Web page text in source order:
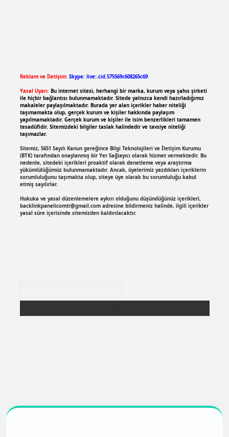
Reklam ve İletişim: Skype: live:.cid.575569c608265c69
Yasal Uyarı: Bu internet sitesi, herhangi bir marka, kurum veya şahıs şirketi
ile hiçbir bağlantısı bulunmamaktadır. Sitede yalnızca kendi hazırladığımız
makaleler paylaşılmaktadır. Burada yer alan içerikler haber niteliği
taşımamakta olup, gerçek kurum ve kişiler hakkında paylaşım
yapılmamaktadır. Gerçek kurum ve kişiler ile isim benzerlikleri tamamen
tesadüfidir. Sitemizdeki bilgiler taslak halindedir ve tavsiye niteliği
taşımazlar.
Sitemiz, 5651 Sayılı Kanun gereğince Bilgi Teknolojileri ve İletişim Kurumu
(BTK) tarafından onaylanmış bir Yer Sağlayıcı olarak hizmet vermektedir. Bu
nedenle, sitedeki içerikleri proaktif olarak denetleme veya araştırma
yükümlülüğümüz bulunmamaktadır. Ancak, üyelerimiz yazdıkları içeriklerin
sorumluluğunu taşımakta olup, siteye üye olarak bu sorumluluğu kabul
etmiş sayılırlar.
Hukuka ve yasal düzenlemelere aykırı olduğunu düşündüğünüz içerikleri,
backlinkpanelicomtr@gmail.comadresine bildirmeniz halinde, ilgili içerikler
yasal süre içerisinde sitemizden kaldırılacaktır.